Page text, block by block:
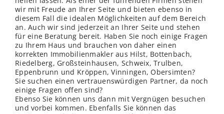
wir mit Freude an Ihrer Seite und bieten ebenso in
diesem Fall die idealen Möglichkeiten auf dem Bereich
an. Auch wir sind jederzeit an Ihrer Seite und stehen
für eine Beratung bereit. Haben Sie noch einige Fragen
zu Ihrem Haus und brauchen von daher einen
korrekten Immobilienmakler aus Hilst, Bottenbach,
Riedelberg, Großsteinhausen, Schweix, Trulben,
Eppenbrunn und Kröppen, Vinningen, Obersimten?
Sie suchen einen vertrauenswürdigen Partner, da noch
einige Fragen offen sind?
Ebenso Sie können uns dann mit Vergnügen besuchen
und vorbei kommen. Ebenfalls Sie können das